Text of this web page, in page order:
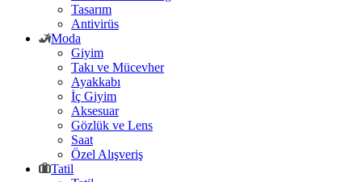
Tasarım
Antivirüs
Moda
Giyim
Takı ve Mücevher
Ayakkabı
İç Giyim
Aksesuar
Gözlük ve Lens
Saat
Özel Alışveriş
Tatil